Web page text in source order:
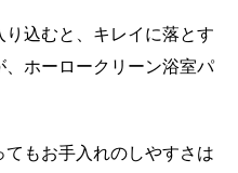
込むと、キレイに落とす
ホーロークリーン浴室パ
もお手入れのしやすさは